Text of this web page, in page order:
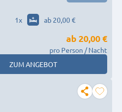
1x ab 20,00 €
ab 20,00 €
pro Person / Nacht
ZUM ANGEBOT